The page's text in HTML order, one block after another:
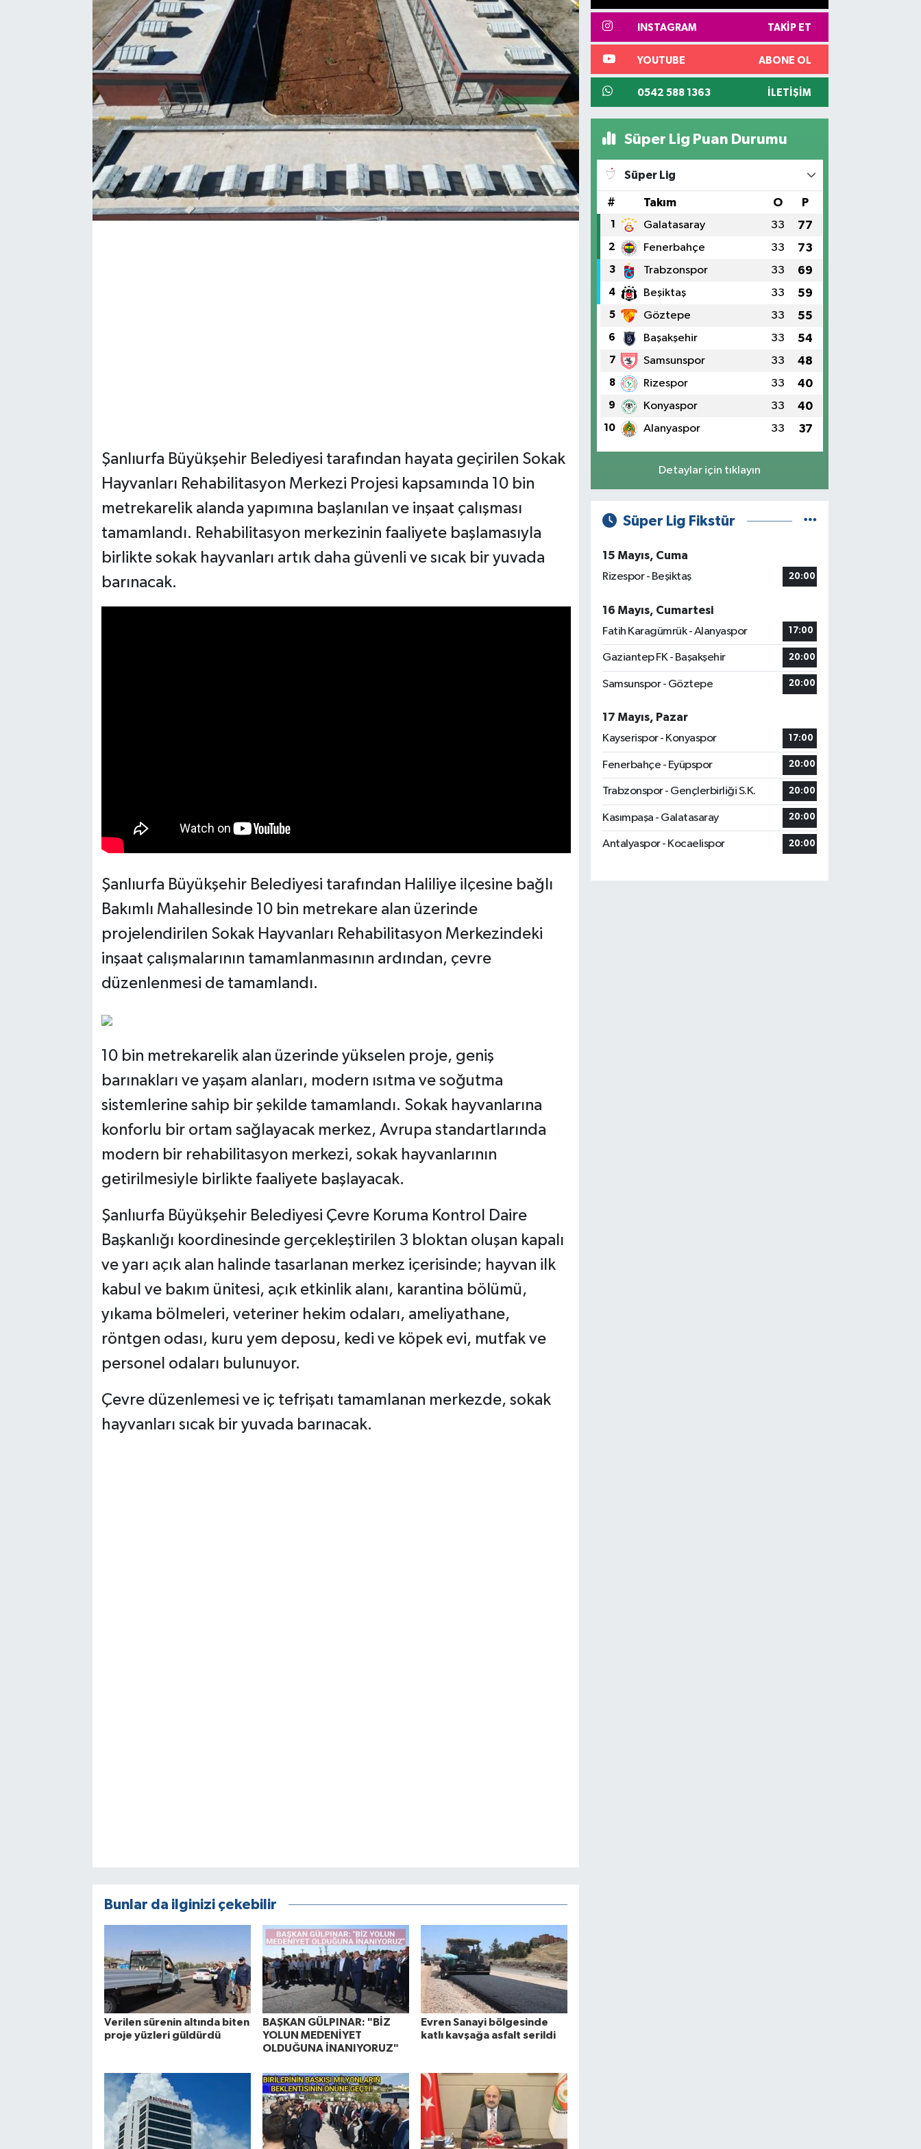
Şanlıurfa Büyükşehir Belediyesi tarafından hayata geçirilen Sokak
Hayvanları Rehabilitasyon Merkezi Projesi kapsamında 10 bin
metrekarelik alanda yapımına başlanılan ve inşaat çalışması
tamamlandı. Rehabilitasyon merkezinin faaliyete başlamasıyla
birlikte sokak hayvanları artık daha güvenli ve sıcak bir yuvada
barınacak.
Şanlıurfa Büyükşehir Belediyesi tarafından Haliliye ilçesine bağlı
Bakımlı Mahallesinde 10 bin metrekare alan üzerinde
projelendirilen Sokak Hayvanları Rehabilitasyon Merkezindeki
inşaat çalışmalarının tamamlanmasının ardından, çevre
düzenlenmesi de tamamlandı.
10 bin metrekarelik alan üzerinde yükselen proje, geniş
barınakları ve yaşam alanları, modern ısıtma ve soğutma
sistemlerine sahip bir şekilde tamamlandı. Sokak hayvanlarına
konforlu bir ortam sağlayacak merkez, Avrupa standartlarında
modern bir rehabilitasyon merkezi, sokak hayvanlarının
getirilmesiyle birlikte faaliyete başlayacak.
Şanlıurfa Büyükşehir Belediyesi Çevre Koruma Kontrol Daire
Başkanlığı koordinesinde gerçekleştirilen 3 bloktan oluşan kapalı
ve yarı açık alan halinde tasarlanan merkez içerisinde; hayvan ilk
kabul ve bakım ünitesi, açık etkinlik alanı, karantina bölümü,
yıkama bölmeleri, veteriner hekim odaları, ameliyathane,
röntgen odası, kuru yem deposu, kedi ve köpek evi, mutfak ve
personel odaları bulunuyor.
Çevre düzenlemesi ve iç tefrişatı tamamlanan merkezde, sokak
hayvanları sıcak bir yuvada barınacak.
Bunlar da ilginizi çekebilir
Verilen sürenin altında biten
proje yüzleri güldürdü
BAŞKAN GÜLPINAR: "BİZ
YOLUN MEDENİYET
OLDUĞUNA İNANIYORUZ"
Evren Sanayi bölgesinde
katlı kavşağa asfalt serildi
INSTAGRAM TAKIP ET
YOUTUBE ABONE OL
0542 588 1363 İLETIŞIM
Süper Lig Puan Durumu
Süper Lig
# Takım O P
1 Galatasaray 33 77
2 Fenerbahçe 33 73
3 Trabzonspor 33 69
4 Beşiktaş 33 59
5 Göztepe 33 55
6 Başakşehir 33 54
7 Samsunspor 33 48
8 Rizespor 33 40
9 Konyaspor 33 40
10 Alanyaspor 33 37
Detaylar için tıklayın
Süper Lig Fikstür
15 Mayıs, Cuma
Rizespor - Beşiktaş
20:00
16 Mayıs, Cumartesi
Fatih Karagümrük - Alanyaspor
17:00
Gaziantep FK - Başakşehir 20:00
Samsunspor - Göztepe 20:00
17 Mayıs, Pazar
Kayserispor - Konyaspor
17:00
Fenerbahçe - Eyüpspor 20:00
Trabzonspor - Gençlerbirliği S.K. 20:00
Kasımpaşa - Galatasaray 20:00
Antalyaspor - Kocaelispor 20:00